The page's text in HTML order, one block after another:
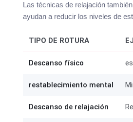
Las técnicas de relajación
ayudan a reducir los niveles de
TIPO DE ROTURA
Descanso físico
restablecimiento mental
Descanso de relajación